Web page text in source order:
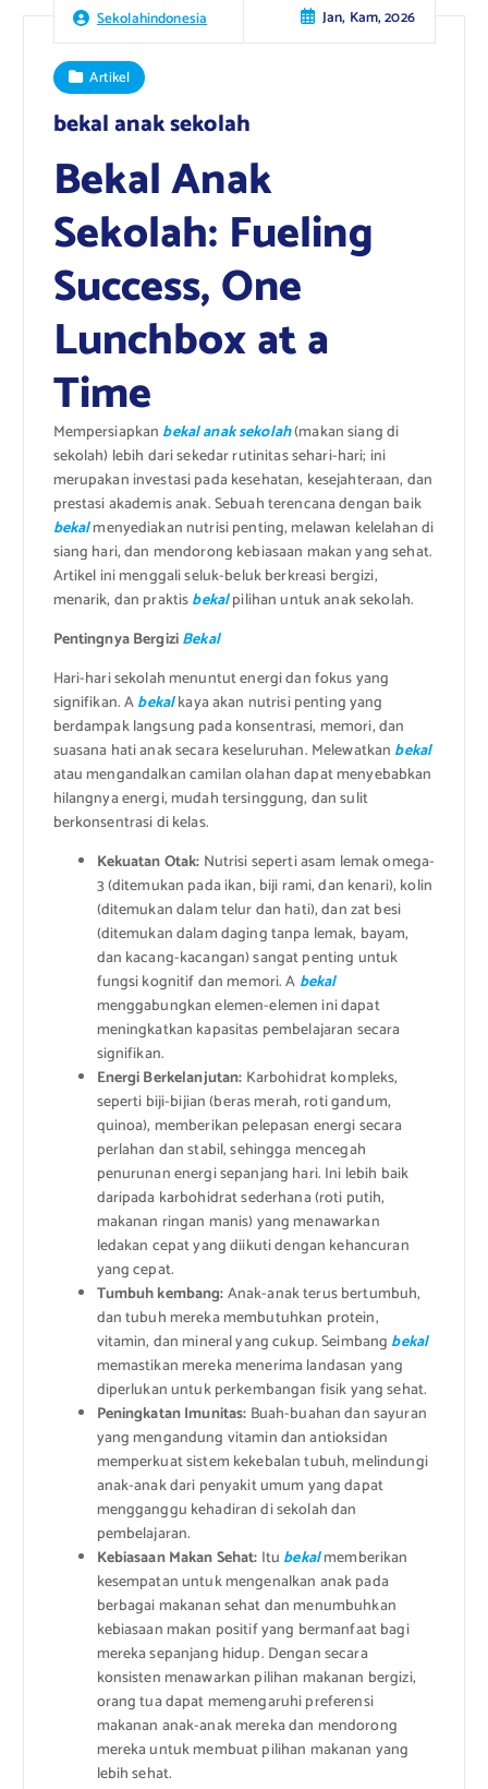
Sekolahindonesia Jan, Kam, 2026
Artikel
bekal anak sekolah
Bekal Anak
Sekolah: Fueling
Success, One
Lunchbox at a
Time
Mempersiapkan bekal anak sekolah(makan siang di
sekolah) lebih dari sekedar rutinitas sehari-hari; ini
merupakan investasi pada kesehatan, kesejahteraan, dan
prestasi akademis anak. Sebuah terencana dengan baik
bekalmenyediakan nutrisi penting, melawan kelelahan di
siang hari, dan mendorong kebiasaan makan yang sehat.
Artikel ini menggali seluk-beluk berkreasi bergizi,
menarik, dan praktisbekalpilihan untuk anak sekolah.
Pentingnya BergiziBekal
Hari-hari sekolah menuntut energi dan fokus yang
signifikan. Abekalkaya akan nutrisi penting yang
berdampak langsung pada konsentrasi, memori, dan
suasana hati anak secara keseluruhan. Melewatkan bekal
atau mengandalkan camilan olahan dapat menyebabkan
hilangnya energi, mudah tersinggung, dan sulit
berkonsentrasi di kelas.
Kekuatan Otak: Nutrisi seperti asam lemak omega-
3 (ditemukan pada ikan, biji rami, dan kenari), kolin
(ditemukan dalam telur dan hati), dan zat besi
(ditemukan dalam daging tanpa lemak, bayam,
dan kacang-kacangan) sangat penting untuk
fungsi kognitif dan memori. A bekal
menggabungkan elemen-elemen ini dapat
meningkatkan kapasitas pembelajaran secara
signifikan.
Energi Berkelanjutan: Karbohidrat kompleks,
seperti biji-bijian (beras merah, roti gandum,
quinoa), memberikan pelepasan energi secara
perlahan dan stabil, sehingga mencegah
penurunan energi sepanjang hari. Ini lebih baik
daripada karbohidrat sederhana (roti putih,
makanan ringan manis) yang menawarkan
ledakan cepat yang diikuti dengan kehancuran
yang cepat.
Tumbuh kembang:Anak-anak terus bertumbuh,
dan tubuh mereka membutuhkan protein,
vitamin, dan mineral yang cukup. Seimbang bekal
memastikan mereka menerima landasan yang
diperlukan untuk perkembangan fisik yang sehat.
Peningkatan Imunitas: Buah-buahan dan sayuran
yang mengandung vitamin dan antioksidan
memperkuat sistem kekebalan tubuh, melindungi
anak-anak dari penyakit umum yang dapat
mengganggu kehadiran di sekolah dan
pembelajaran.
Kebiasaan Makan Sehat: Itu bekalmemberikan
kesempatan untuk mengenalkan anak pada
berbagai makanan sehat dan menumbuhkan
kebiasaan makan positif yang bermanfaat bagi
mereka sepanjang hidup. Dengan secara
konsisten menawarkan pilihan makanan bergizi,
orang tua dapat memengaruhi preferensi
makanan anak-anak mereka dan mendorong
mereka untuk membuat pilihan makanan yang
lebih sehat.